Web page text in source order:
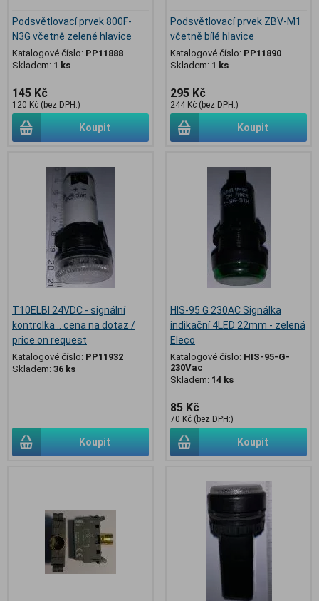
Podsvětlovací prvek 800F-
N3G včetně zelené hlavice
Katalogové číslo: PP11888
Skladem: 1 ks
145 Kč
120 Kč (bez DPH:)
Koupit
Podsvětlovací prvek ZBV-M1
včetně bílé hlavice
Katalogové číslo: PP11890
Skladem: 1 ks
295 Kč
244 Kč (bez DPH:)
Koupit
T10ELBI 24VDC - signální
kontrolka .. cena na dotaz /
price on request
Katalogové číslo: PP11932
Skladem: 36 ks
Koupit
HIS-95 G 230AC Signálka
indikační 4LED 22mm - zelená
Eleco
Katalogové číslo: HIS-95-G-
230Vac
Skladem: 14 ks
85 Kč
70 Kč (bez DPH:)
Koupit